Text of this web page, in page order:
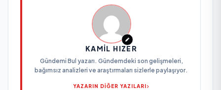
KAMIL HIZER
Gündemi Bul yazarı. Gündemdeki son gelişmeleri,
bağımsız analizleri ve araştırmaları sizlerle paylaşıyor.
YAZARIN DİĞER YAZILARI